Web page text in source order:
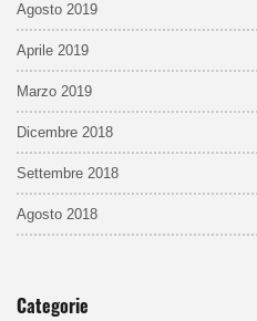
Agosto 2019
Aprile 2019
Marzo 2019
Dicembre 2018
Settembre 2018
Agosto 2018
Categorie